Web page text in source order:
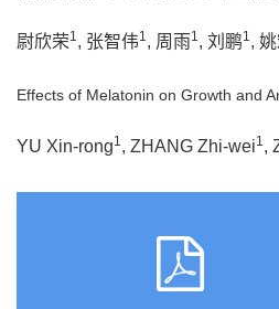
尉欣荣1, 张智伟1, 周雨1, 刘鹏1,
Effects of Melatonin on Growth and
YU Xin-rong1, ZHANG Zhi-wei1,